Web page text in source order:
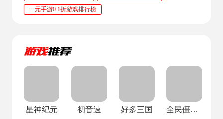
一元手游0.1折游戏排行榜
星神纪元 初音速 好多三国 全民僵尸大战